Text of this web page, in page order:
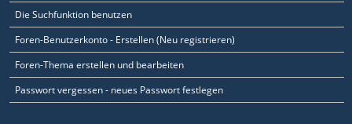
Die Suchfunktion benutzen
Foren-Benutzerkonto - Erstellen (Neu registrieren)
Foren-Thema erstellen und bearbeiten
Passwort vergessen - neues Passwort festlegen